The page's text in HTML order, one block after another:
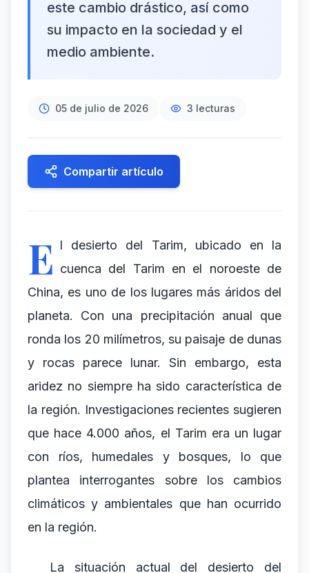
este cambio drástico, así como
su impacto en la sociedad y el
medio ambiente.
05 de julio de 2026 3 lecturas
Compartir artículo
E l desierto del Tarim, ubicado en la
cuenca del Tarim en el noroeste de
China, es uno de los lugares más áridos del
planeta. Con una precipitación anual que
ronda los 20 milímetros, su paisaje de dunas
y rocas parece lunar. Sin embargo, esta
aridez no siempre ha sido característica de
la región. Investigaciones recientes sugieren
que hace 4.000 años, el Tarim era un lugar
con ríos, humedales y bosques, lo que
plantea interrogantes sobre los cambios
climáticos y ambientales que han ocurrido
en la región.
La situación actual del desierto del